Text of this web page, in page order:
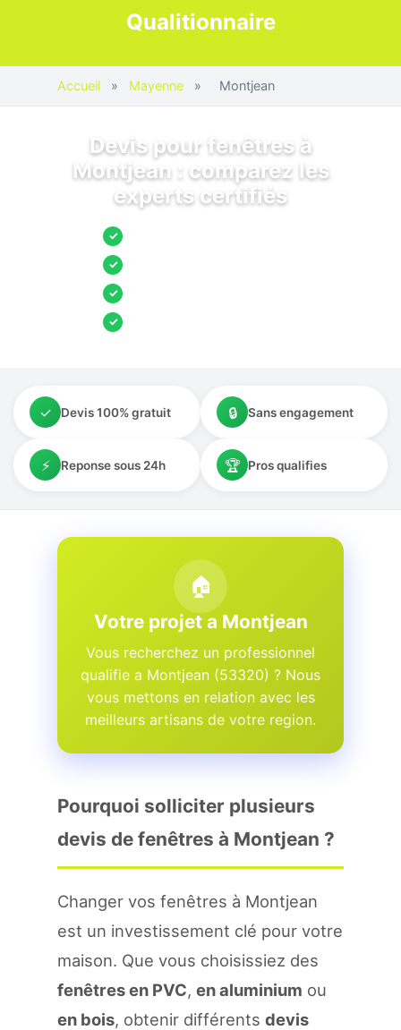
Qualitionnaire
Accueil » Mayenne » Montjean
Devis pour fenêtres à
Montjean : comparez les
experts certifiés
✓
✓
✓
✓
✓ Devis 100% gratuit 🔒 Sans engagement
⚡ Reponse sous 24h 🏆 Pros qualifies
🏠
Votre projet a Montjean
Vous recherchez un professionnel
qualifie a Montjean (53320) ? Nous
vous mettons en relation avec les
meilleurs artisans de votre region.
Pourquoi solliciter plusieurs
devis de fenêtres à Montjean ?
Changer vos fenêtres à Montjean
est un investissement clé pour votre
maison. Que vous choisissiez des
fenêtres en PVC, en aluminium ou
en bois, obtenir différents devis